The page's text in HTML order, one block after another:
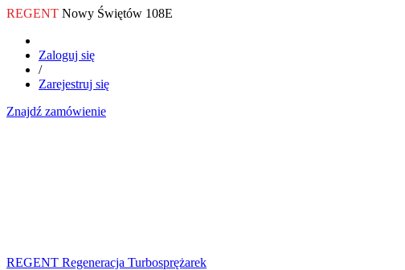
REGENT Nowy Świętów 108E
Zaloguj się
/
Zarejestruj się
Znajdź zamówienie
REGENT Regeneracja Turbosprężarek